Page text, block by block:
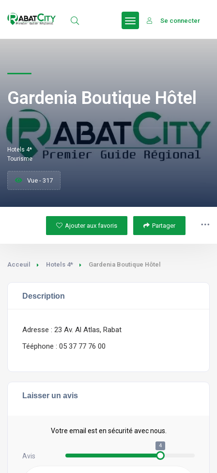
Se connecter
Gardenia Boutique Hôtel
Hotels 4*
Tourisme
Vue - 317
Ajouter aux favoris Partager
Acceuil Hotels 4* Gardenia Boutique Hôtel
Description
Adresse : 23 Av. Al Atlas, Rabat
Tééphone : 05 37 77 76 00
Laisser un avis
Votre email est en sécurité avec nous.
Avis
4